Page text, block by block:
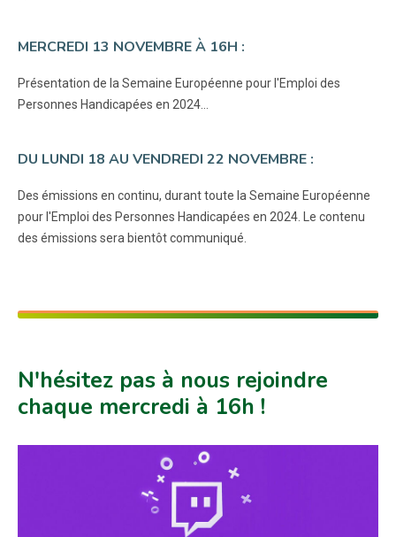
MERCREDI 13 NOVEMBRE À 16H :
Présentation de la Semaine Européenne pour l'Emploi des
Personnes Handicapées en 2024...
DU LUNDI 18 AU VENDREDI 22 NOVEMBRE :
Des émissions en continu, durant toute la Semaine Européenne
pour l'Emploi des Personnes Handicapées en 2024. Le contenu
des émissions sera bientôt communiqué.
N'hésitez pas à nous rejoindre
chaque mercredi à 16h !